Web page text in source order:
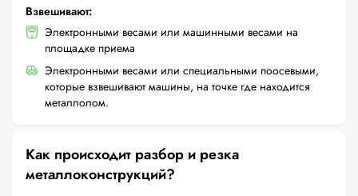
Взвешивают:
Электронными весами или машинными весами на
площадке приема
Электронными весами или специальными поосевыми,
которые взвешивают машины, на точке где находится
металлолом.
Как происходит разбор и резка
металлоконструкций?